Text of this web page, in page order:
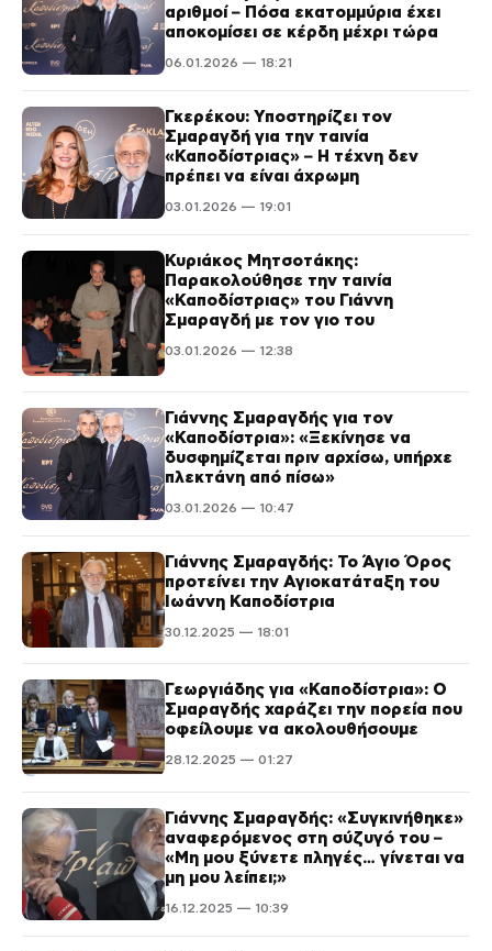
αριθμοί – Πόσα εκατομμύρια έχει
αποκομίσει σε κέρδη μέχρι τώρα
06.01.2026 — 18:21
Γκερέκου: Υποστηρίζει τον
Σμαραγδή για την ταινία
«Καποδίστριας» – Η τέχνη δεν
πρέπει να είναι άχρωμη
03.01.2026 — 19:01
Κυριάκος Μητσοτάκης:
Παρακολούθησε την ταινία
«Καποδίστριας» του Γιάννη
Σμαραγδή με τον γιο του
03.01.2026 — 12:38
Γιάννης Σμαραγδής για τον
«Καποδίστρια»: «Ξεκίνησε να
δυσφημίζεται πριν αρχίσω, υπήρχε
πλεκτάνη από πίσω»
03.01.2026 — 10:47
Γιάννης Σμαραγδής: Το Άγιο Όρος
προτείνει την Αγιοκατάταξη του
Ιωάννη Καποδίστρια
30.12.2025 — 18:01
Γεωργιάδης για «Καποδίστρια»: Ο
Σμαραγδής χαράζει την πορεία που
οφείλουμε να ακολουθήσουμε
28.12.2025 — 01:27
Γιάννης Σμαραγδής: «Συγκινήθηκε»
αναφερόμενος στη σύζυγό του –
«Μη μου ξύνετε πληγές… γίνεται να
μη μου λείπει;»
16.12.2025 — 10:39